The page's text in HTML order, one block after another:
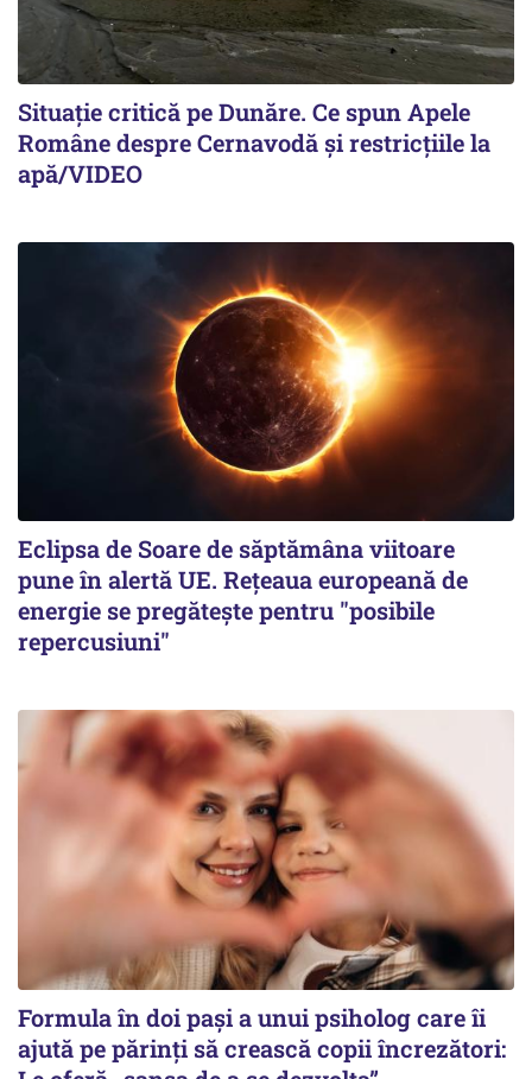
Situație critică pe Dunăre. Ce spun Apele
Române despre Cernavodă și restricțiile la
apă/VIDEO
Eclipsa de Soare de săptămâna viitoare
pune în alertă UE. Rețeaua europeană de
energie se pregătește pentru "posibile
repercusiuni"
Formula în doi pași a unui psiholog care îi
ajută pe părinți să crească copii încrezători: